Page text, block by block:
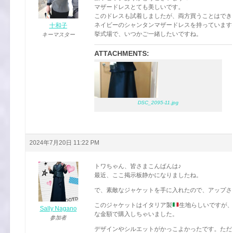
十和子
キーマスター
マザードレスとても美しいです。
このドレスも試着しましたが、両方買うことはでき
ネイビーのシャンタンマザードレスを持っていま
挙式場で、いつかご一緒したいですね。
ATTACHMENTS:
DSC_2095-11.jpg
2024年7月20日 11:22 PM
Sally Nagano
参加者
トワちゃん、皆さまこんばんは♪
最近、ここ掲示板静かになりましたね。
で、素敵なジャケットを手に入れたので、アップさ
このジャケットはイタリア製
生地らしいですが
な金額で購入しちゃいました。
デザインやシルエットがかっこよかったです。た